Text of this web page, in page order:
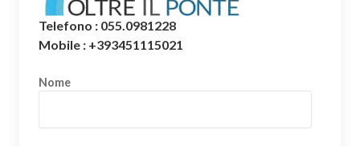
Telefono : 055.0981228
Mobile : +393451115021
Nome